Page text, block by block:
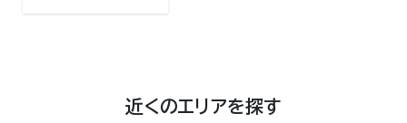
近くのエリアを探す